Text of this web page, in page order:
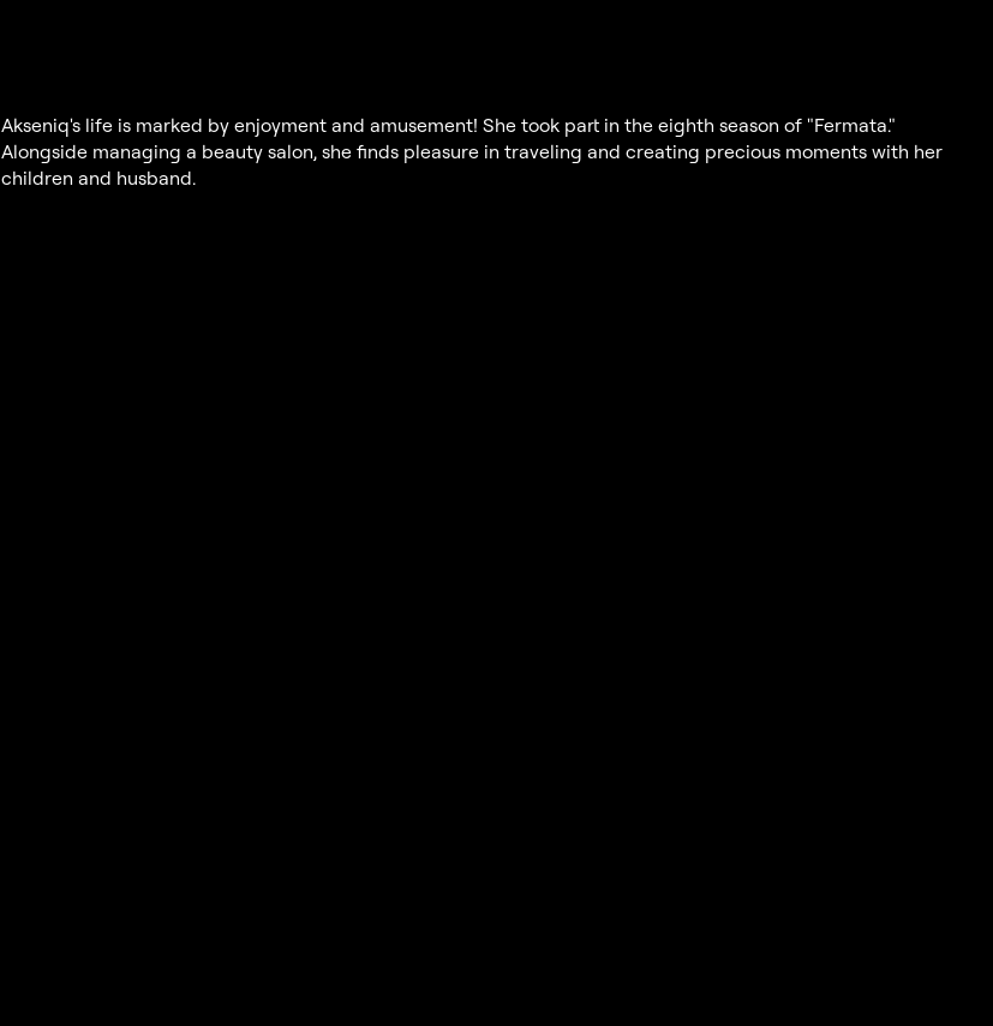
Akseniq's life is marked by enjoyment and amusement! She took part in the eighth season of "Fermata."
Alongside managing a beauty salon, she finds pleasure in traveling and creating precious moments with her
children and husband.